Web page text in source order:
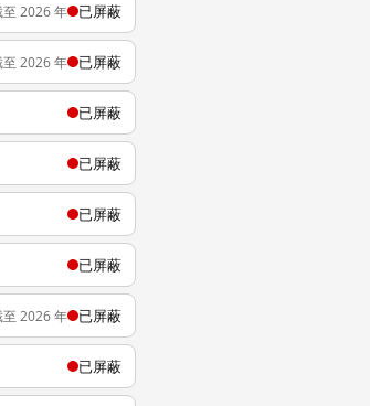
至 2026 年 已屏蔽
至 2026 年 已屏蔽
已屏蔽
已屏蔽
已屏蔽
已屏蔽
至 2026 年 已屏蔽
已屏蔽